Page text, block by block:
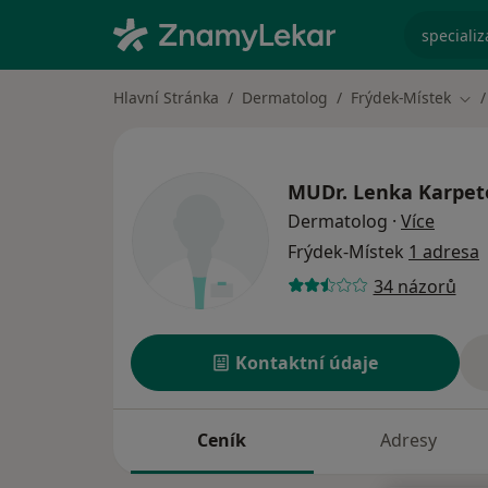
Hlavní Stránka Dermatolog Frýdek-Místek
MUDr. Lenka
Dermatolog · Více
Frýdek-Místek 1 adresa
34 názorů
Kontaktní údaje
Ceník Adresy